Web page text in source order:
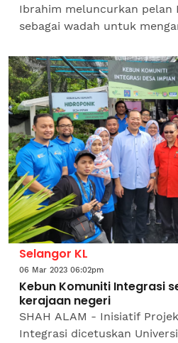
Ibrahim meluncurkan pelan
sebagai wadah untuk
semula ekonomi ke arah...
Selangor KL
06 Mar 2023 06:02pm
Kebun Komuniti Integrasi
kerajaan negeri
SHAH ALAM - Inisiatif
Integrasi dicetuskan